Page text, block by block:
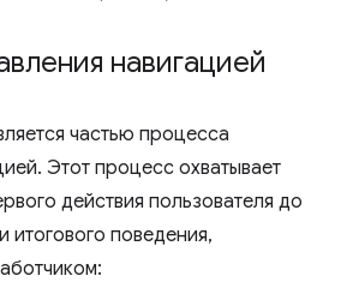
навигацией
частью процесса
Этот процесс охватывает
действия пользователя до
итогового поведения,